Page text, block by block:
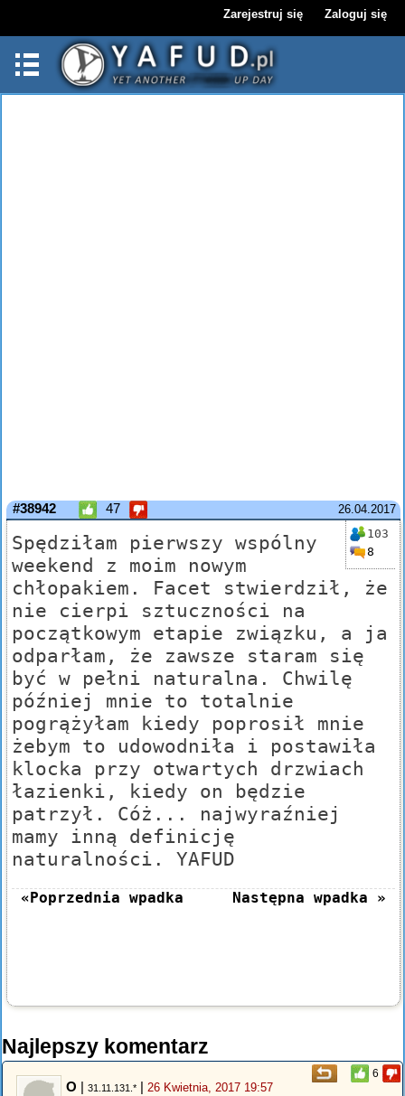
Zarejestruj się Zaloguj się
26.04.2017
#38942 47
103
8
Spędziłam pierwszy wspólny
weekend z moim nowym
chłopakiem. Facet stwierdził, że
nie cierpi sztuczności na
początkowym etapie związku, a ja
odparłam, że zawsze staram się
być w pełni naturalna. Chwilę
później mnie to totalnie
pogrążyłam kiedy poprosił mnie
żebym to udowodniła i postawiła
klocka przy otwartych drzwiach
łazienki, kiedy on będzie
patrzył. Cóż... najwyraźniej
mamy inną definicję
naturalności. YAFUD
«Poprzednia wpadka Następna wpadka »
Najlepszy komentarz
6
O | 31.11.131.* | 26 Kwietnia, 2017 19:57